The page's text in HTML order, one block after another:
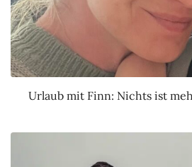
Urlaub mit Finn: Nichts ist